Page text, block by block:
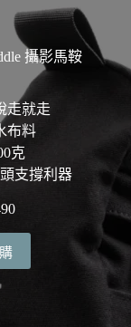
攝影馬鞍
走就走
布料
克
支撐利器